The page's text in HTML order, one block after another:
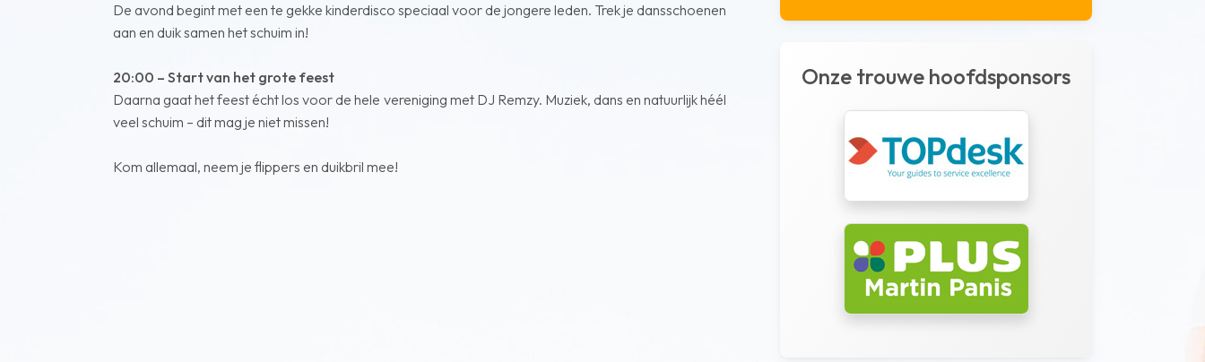
De avond begint met een te gekke kinderdisco speciaal voor de jongere leden. Trek je dansschoenen
aan en duik samen het schuim in!
20:00 – Start van het grote feest
Daarna gaat het feest écht los voor de hele vereniging met DJ Remzy. Muziek, dans en natuurlijk héél
veel schuim – dit mag je niet missen!
Kom allemaal, neem je flippers en duikbril mee!
Onze trouwe hoofdsponsors